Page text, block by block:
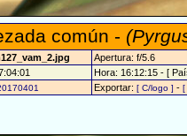
común -
Apertura: f/5.6
Hora: 16:12:15 - [
Exportar: [ C/logo ] - [